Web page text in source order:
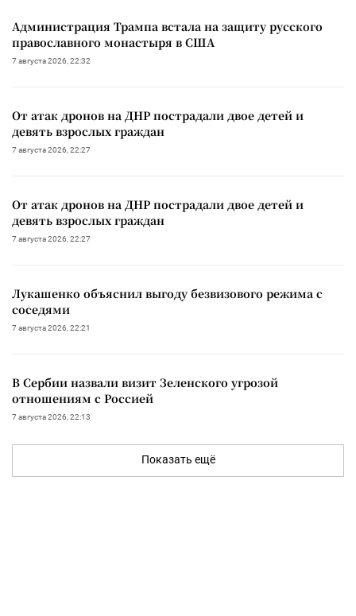
Администрация Трампа встала на защиту русского
православного монастыря в США
7 августа 2026, 22:32
От атак дронов на ДНР пострадали двое детей и
девять взрослых граждан
7 августа 2026, 22:27
От атак дронов на ДНР пострадали двое детей и
девять взрослых граждан
7 августа 2026, 22:27
Лукашенко объяснил выгоду безвизового режима с
соседями
7 августа 2026, 22:21
В Сербии назвали визит Зеленского угрозой
отношениям с Россией
7 августа 2026, 22:13
Показать ещё